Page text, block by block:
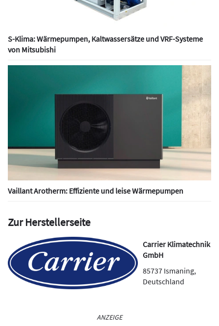
S-Klima: Wärmepumpen, Kaltwassersätze und VRF-Systeme
von Mitsubishi
Vaillant Arotherm: Effiziente und leise Wärmepumpen
Zur Herstellerseite
Carrier Klimatechnik
GmbH
85737 Ismaning,
Deutschland
ANZEIGE